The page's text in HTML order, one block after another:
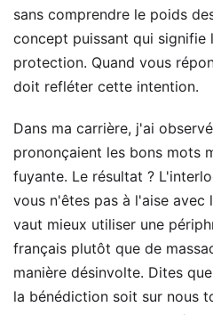
sans comprendre le poids
concept puissant qui signifie
protection. Quand vous
doit refléter cette intention.
Dans ma carrière, j'ai
prononçaient les bons mots
fuyante. Le résultat ?
vous n'êtes pas à l'aise avec
vaut mieux utiliser une
français plutôt que de
manière désinvolte. Dites
la bénédiction soit sur nous